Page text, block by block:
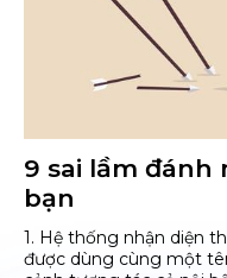
9 sai lầm
bạn
1. Hệ thống nhận diện
được dùng cùng một